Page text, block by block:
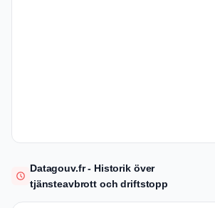
Datagouv.fr - Historik över
tjänsteavbrott och driftstopp